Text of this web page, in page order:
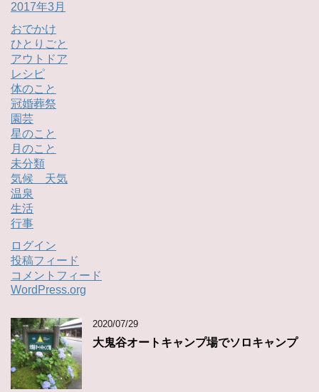
2017年3月
おでかけ
ひとりごと
アウトドア
レシピ
体のこと
冠婚葬祭
園芸
星のこと
月のこと
未分類
気候 天気
温泉
生活
行事
ログイン
投稿フィード
コメントフィード
WordPress.org
2020/07/29
大鬼谷オートキャンプ場でソロキャンプ